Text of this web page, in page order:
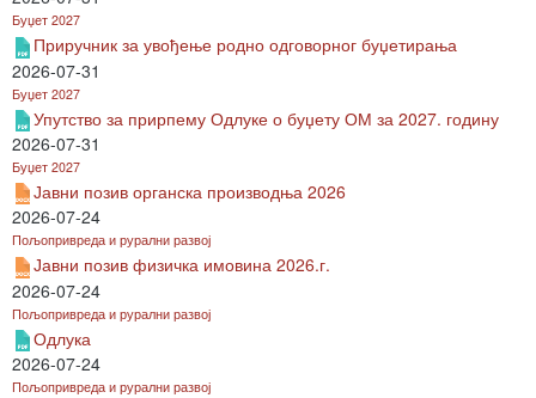
Буџет 2027
Приручник за увођење родно одговорног буџетирања
2026-07-31
Буџет 2027
Упутство за прирпему Одлуке о буџету ОМ за 2027. годину
2026-07-31
Буџет 2027
Јавни позив органска производња 2026
2026-07-24
Пољопривреда и рурални развој
Јавни позив физичка имовина 2026.г.
2026-07-24
Пољопривреда и рурални развој
Одлука
2026-07-24
Пољопривреда и рурални развој